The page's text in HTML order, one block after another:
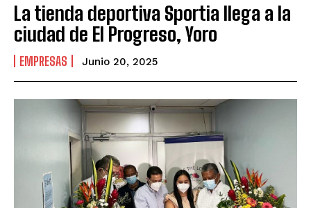
La tienda deportiva Sportia llega a la
ciudad de El Progreso, Yoro
EMPRESAS Junio 20, 2025